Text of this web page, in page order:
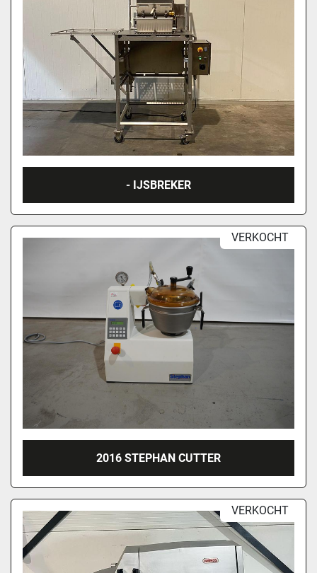
- IJSBREKER
VERKOCHT
2016 STEPHAN CUTTER
VERKOCHT